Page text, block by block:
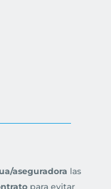
aseguradora las
para evitar